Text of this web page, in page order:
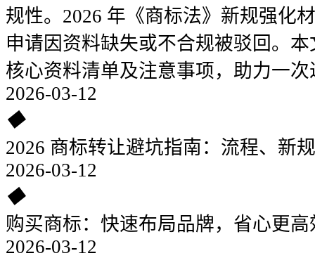
规性。2026 年《商标法》新规强化
申请因资料缺失或不合规被驳回。
核心资料清单及注意事项，助力一次
2026-03-12
◆
2026 商标转让避坑指南：流程、新
2026-03-12
◆
购买商标：快速布局品牌，省心更高
2026-03-12